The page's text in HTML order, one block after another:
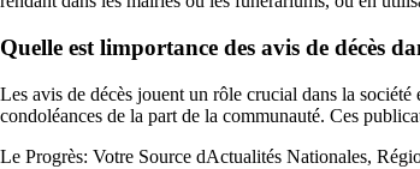
Quelle est limportance des avis de décès
Les avis de décès jouent un rôle crucial dans la
condoléances de la part de la communauté. Ces
Le Progrès: Votre Source dActualités Nationales,